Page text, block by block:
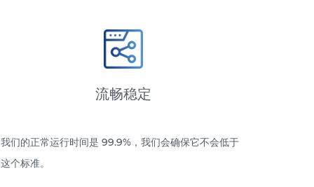
流畅稳定
我们的正常运行时间是 99.9%，我们会确保它不会低于
这个标准。